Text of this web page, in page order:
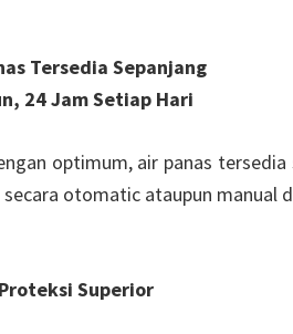
Tersedia Sepanjang
24 Jam Setiap Hari
optimum, air panas
otomatic ataupun manual
Proteksi Superior